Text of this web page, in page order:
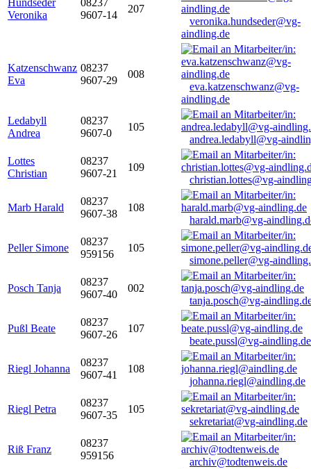
Hundseder
Veronika
08237
9607-14
207
veronika.hundseder@vg-
aindling.de
Katzenschwanz
Eva
08237
9607-29
008
eva.katzenschwanz@vg-
aindling.de
Ledabyll
Andrea
08237
9607-0
105
andrea.ledabyll@vg-
Lottes
Christian
08237
9607-21
109
christian.lottes@vg-
Marb Harald
08237
9607-38
108
harald.marb@vg-
Peller Simone
08237
959156
105
simone.peller@vg-
Posch Tanja
08237
9607-40
002
tanja.posch@vg-
Pußl Beate
08237
9607-26
107
beate.pussl@vg-aindling.de
Riegl Johanna
08237
9607-41
108
johanna.riegl@aindling.de
Riegl Petra
08237
9607-35
105
sekretariat@vg-aindling.de
Riß Franz
08237
959156
archiv@todtenweis.de